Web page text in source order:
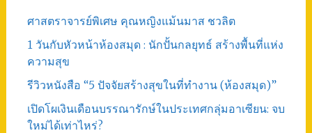
ศาสตราจารย์พิเศษ คุณหญิงแม้นมาส ชวลิต
1 วันกับหัวหน้าห้องสมุด : นักปั้นกลยุทธ์ สร้างพื้นที่แห่ง
ความสุข
รีวิวหนังสือ “5 ปัจจัยสร้างสุขในที่ทำงาน (ห้องสมุด)”
เปิดโผเงินเดือนบรรณารักษ์ในประเทศกลุ่มอาเซียน: จบ
ใหม่ได้เท่าไหร่?